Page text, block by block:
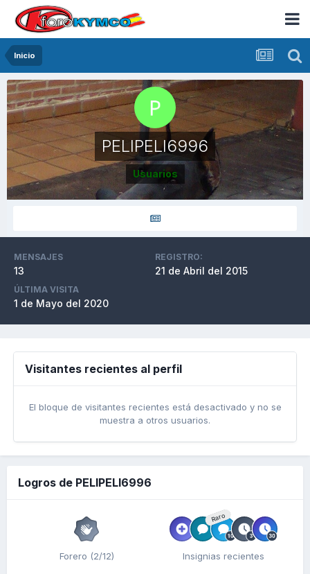
Inicio
PELIPELI6996
Usuarios
MENSAJES
13
REGISTRO:
21 de Abril del 2015
ÚLTIMA VISITA
1 de Mayo del 2020
Visitantes recientes al perfil
El bloque de visitantes recientes está desactivado y no se
muestra a otros usuarios.
Logros de PELIPELI6996
Forero (2/12)
Raro
Insignias recientes